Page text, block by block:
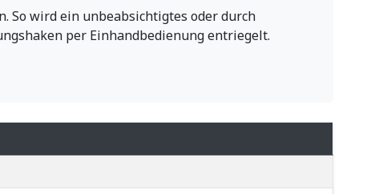
So wird ein unbeabsichtigtes oder durch
per Einhandbedienung entriegelt.